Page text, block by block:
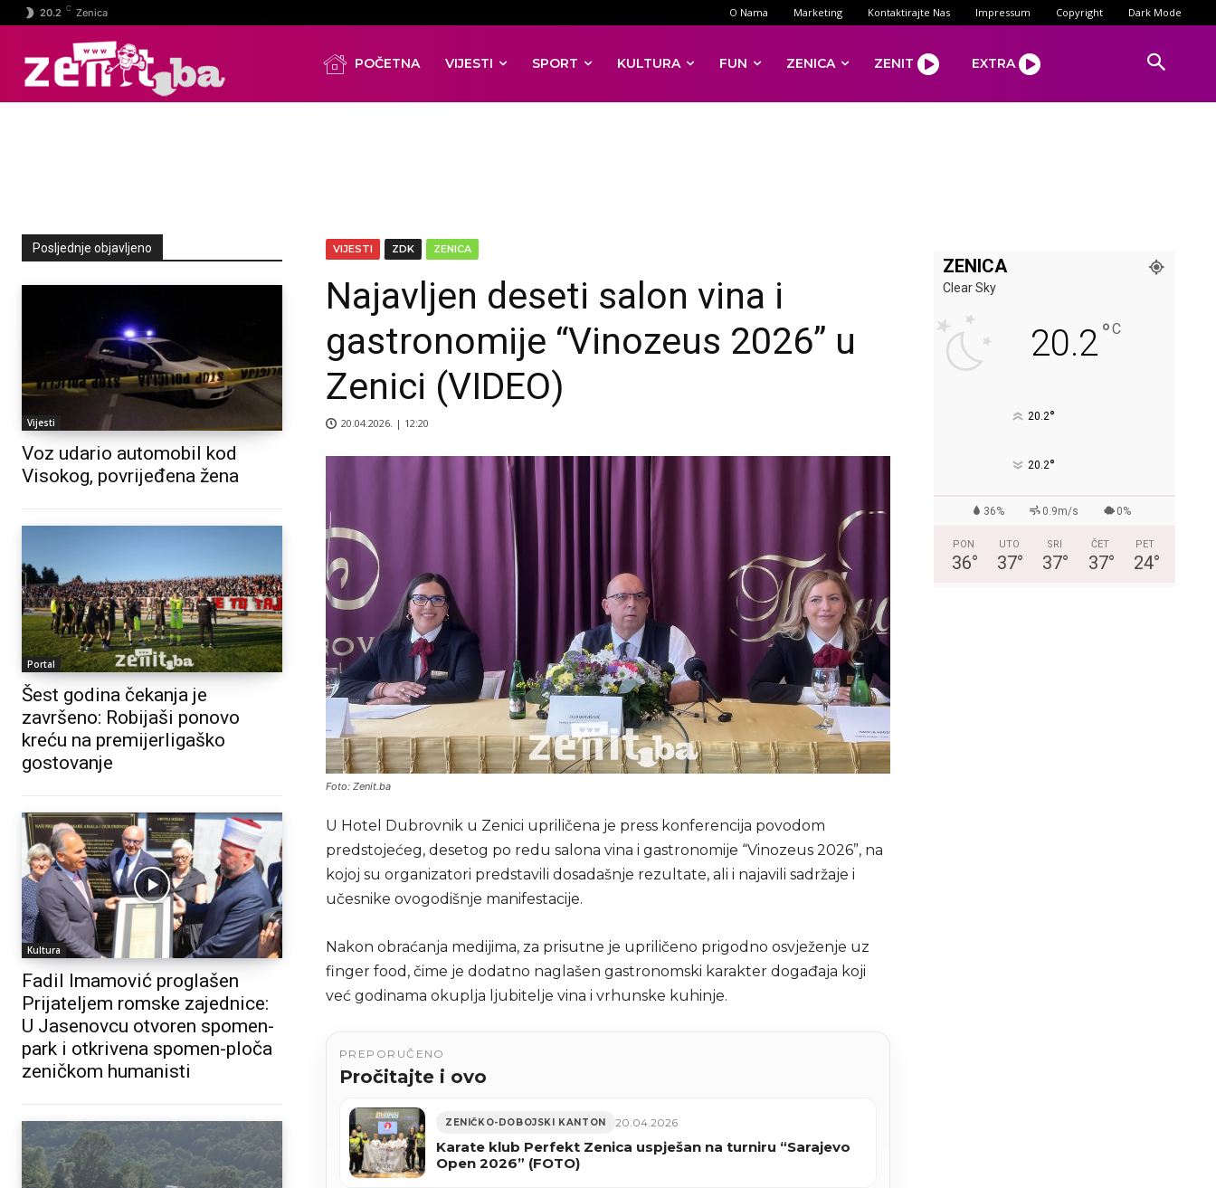
20.2 C Zenica O Nama Marketing Kontaktirajte Nas Impressum Copyright Dark Mode
POČETNA VIJESTI SPORT KULTURA FUN ZENICA ZENIT EXTRA
Posljednje objavljeno
Vijesti
Voz udario automobil kod
Visokog, povrijeđena žena
Portal
Šest godina čekanja je
završeno: Robijaši ponovo
kreću na premijerligaško
gostovanje
Kultura
Fadil Imamović proglašen
Prijateljem romske zajednice:
U Jasenovcu otvoren spomen-
park i otkrivena spomen-ploča
zeničkom humanisti
VIJESTI ZDK ZENICA
Najavljen deseti salon vina i
gastronomije “Vinozeus 2026” u
Zenici (VIDEO)
20.04.2026. | 12:20
Foto: Zenit.ba
U Hotel Dubrovnik u Zenici upriličena je press konferencija povodom
predstojećeg, desetog po redu salona vina i gastronomije “Vinozeus 2026”, na
kojoj su organizatori predstavili dosadašnje rezultate, ali i najavili sadržaje i
učesnike ovogodišnje manifestacije.
Nakon obraćanja medijima, za prisutne je upriličeno prigodno osvježenje uz
finger food, čime je dodatno naglašen gastronomski karakter događaja koji
već godinama okuplja ljubitelje vina i vrhunske kuhinje.
PREPORUČENO
Pročitajte i ovo
ZENIČKO-DOBOJSKI KANTON 20.04.2026
Karate klub Perfekt Zenica uspješan na turniru “Sarajevo
Open 2026” (FOTO)
ZENICA
Clear Sky
20.2°C
20.2°
20.2°
36% 0.9m/s 0%
PON
36°
UTO
37°
SRI
37°
ČET
37°
PET
24°